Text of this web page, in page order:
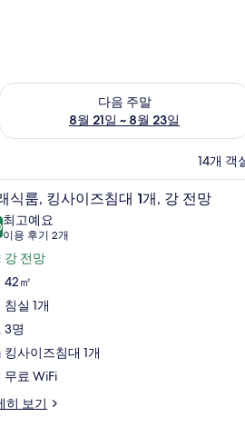
8월 16일
다음 주말
8월 21일 ~ 8월 23일
다음 주말 예약 가능 여부 확인, 8월 21
14개 객
이용, 강 전망 | 오리/거위털 이불, 미니바, 객
오리/거위털 이
식룸, 킹사이즈침대 1개, 강 전망
점 만점 중 10점
최고예요
이용 후기 2개
(이
용
후
기
2
개)
강 전망
42㎡
침실 1개
3명
킹사이즈침대 1개
무료 WiFi
히 보기